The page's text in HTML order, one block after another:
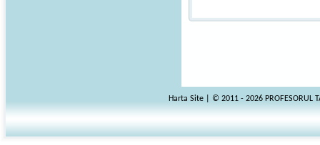
Harta Site | © 2011 - 2026 PROFESORUL